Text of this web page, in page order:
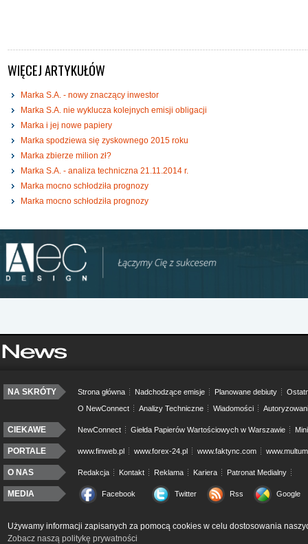
WIĘCEJ ARTYKUŁÓW
Marka S.A. - nowy znaczący inwestor
Marka S.A. nie wyklucza kolejnych emisji obligacji
Marka i jej nowe papiery
Marka spodziewa się zyskownego 2015 roku
Marka zbierze milion zł?
Marka S.A. - analiza techniczna 21.11.2014 r.
Marka mocno schłodziła prognozy
Marka mocno schłodziła prognozy
NA SKRÓTY Strona główna Nadchodzące emisje Planowane debiuty
O NewConnect
Analizy Techniczne Wiadomości
CIEKAWE NewConnect Giełda Papierów Wartościowych w Warszawie
PORTALE www.finweb.pl www.forex-24.pl www.faktync.com
O NAS Redakcja Kontakt Reklama Kariera Patronat Medialny
MEDIA Facebook Twitter Rss Google
Używamy informacji zapisanych za pomocą cookies w celu dostosowania
Zobacz naszą politykę prywatności